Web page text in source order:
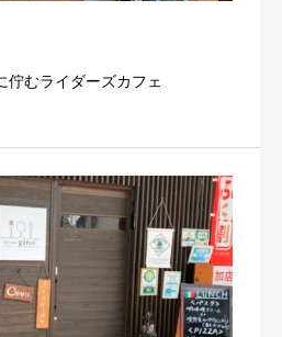
佇むライダーズカフェ